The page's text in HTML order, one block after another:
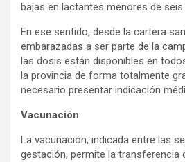
bajas en lactantes menores de
En ese sentido, desde la cartera
embarazadas a ser parte de la
las dosis están disponibles en
la provincia de forma totalmente
necesario presentar indicación
Vacunación
La vacunación, indicada entre las
gestación, permite la transferencia